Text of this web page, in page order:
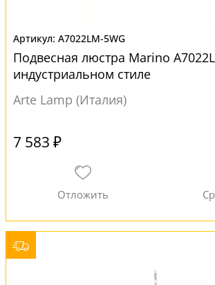
A7022LM-5WG
Подвесная люстра Marino
индустриальном стиле
Arte Lamp (Италия)
7 583 ₽